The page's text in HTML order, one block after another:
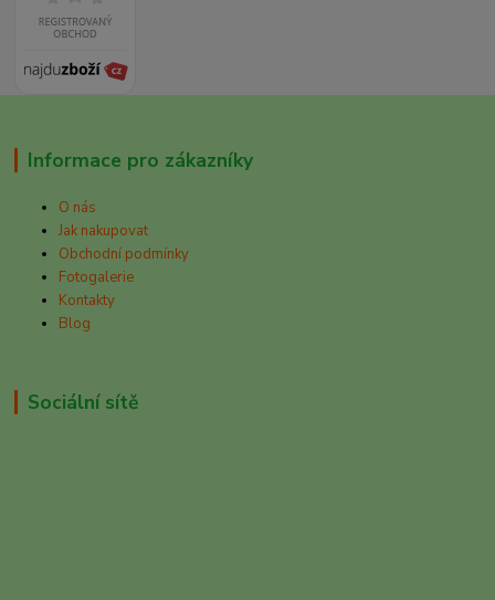
Informace pro zákazníky
O nás
Jak nakupovat
Obchodní podmínky
Fotogalerie
Kontakty
Blog
Sociální sítě